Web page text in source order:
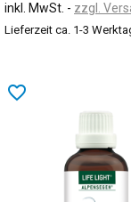
inkl. MwSt. zzgl.
Lieferzeit ca. 1-3
favorite_border